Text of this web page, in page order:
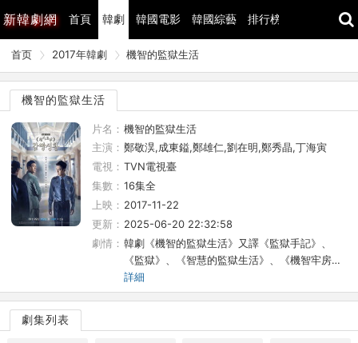
新韓劇網 首頁 韓劇 韓國電影 韓國綜藝 排行榜
首页 2017年韓劇 機智的監獄生活
機智的監獄生活
片名： 機智的監獄生活
主演： 鄭敬淏,成東鎰,鄭雄仁,劉在明,鄭秀晶,丁海寅
電視： TVN電視臺
集數： 16集全
上映： 2017-11-22
更新： 2025-06-20 22:32:58
劇情： 韓劇《機智的監獄生活》又譯《監獄手記》、
《監獄》、《智慧的監獄生活》、《機智牢房…
詳細
劇集列表